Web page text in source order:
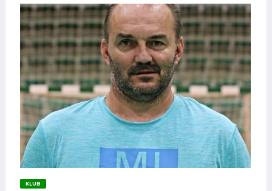
KLUB